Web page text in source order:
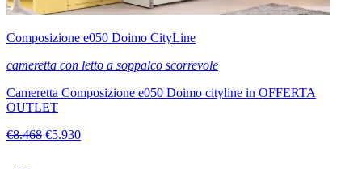
Composizione e050 Doimo CityLine
cameretta con letto a soppalco scorrevole
Cameretta Composizione e050 Doimo cityline in OFFERTA
OUTLET
€8.468 €5.930